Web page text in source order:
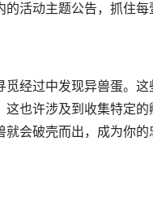
的活动主题公告，抓住
觅经过中发现异兽蛋。
这也许涉及到收集特定
会破壳而出，成为你的